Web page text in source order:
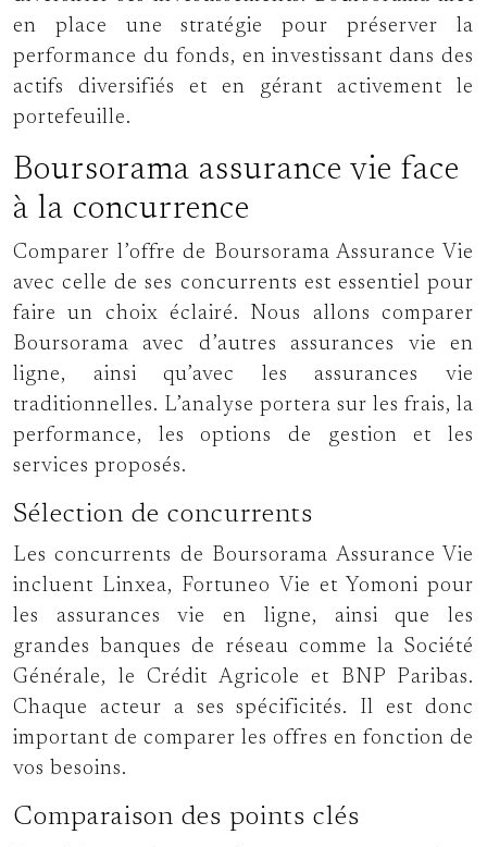
en place une stratégie pour préserver la
performance du fonds, en investissant dans des
actifs diversifiés et en gérant activement le
portefeuille.
Boursorama assurance vie face
à la concurrence
Comparer l’offre de Boursorama Assurance Vie
avec celle de ses concurrents est essentiel pour
faire un choix éclairé. Nous allons comparer
Boursorama avec d’autres assurances vie en
ligne, ainsi qu’avec les assurances vie
traditionnelles. L’analyse portera sur les frais, la
performance, les options de gestion et les
services proposés.
Sélection de concurrents
Les concurrents de Boursorama Assurance Vie
incluent Linxea, Fortuneo Vie et Yomoni pour
les assurances vie en ligne, ainsi que les
grandes banques de réseau comme la Société
Générale, le Crédit Agricole et BNP Paribas.
Chaque acteur a ses spécificités. Il est donc
important de comparer les offres en fonction de
vos besoins.
Comparaison des points clés